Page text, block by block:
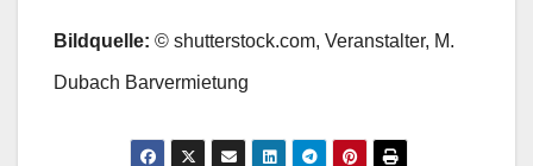
Bildquelle: © shutterstock.com, Veranstalter, M.
Dubach Barvermietung